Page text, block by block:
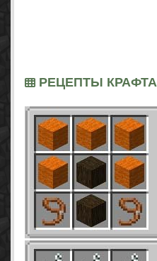
РЕЦЕПТЫ КРАФТА